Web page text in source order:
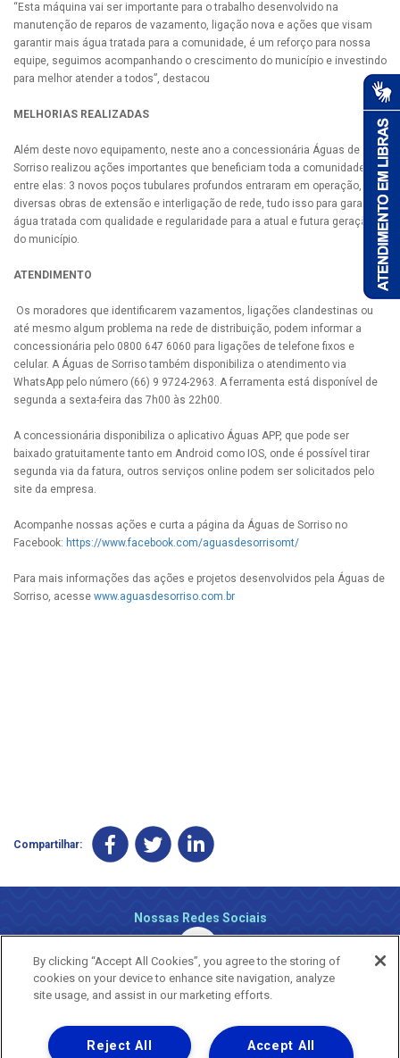
“Esta máquina vai ser importante para o trabalho desenvolvido na
manutenção de reparos de vazamento, ligação nova e ações que visam
garantir mais água tratada para a comunidade, é um reforço para nossa
equipe, seguimos acompanhando o crescimento do município e investindo
para melhor atender a todos”, destacou
MELHORIAS REALIZADAS
Além deste novo equipamento, neste ano a concessionária Águas de
Sorriso realizou ações importantes que beneficiam toda a comunidade,
entre elas: 3 novos poços tubulares profundos entraram em operação,
diversas obras de extensão e interligação de rede, tudo isso para garantir
água tratada com qualidade e regularidade para a atual e futura geração
do município.
ATENDIMENTO
Os moradores que identificarem vazamentos, ligações clandestinas ou
até mesmo algum problema na rede de distribuição, podem informar a
concessionária pelo 0800 647 6060 para ligações de telefone fixos e
celular. A Águas de Sorriso também disponibiliza o atendimento via
WhatsApp pelo número (66) 9 9724-2963. A ferramenta está disponível de
segunda a sexta-feira das 7h00 às 22h00.
A concessionária disponibiliza o aplicativo Águas APP, que pode ser
baixado gratuitamente tanto em Android como IOS, onde é possível tirar
segunda via da fatura, outros serviços online podem ser solicitados pelo
site da empresa.
Acompanhe nossas ações e curta a página da Águas de Sorriso no
Facebook: https://www.facebook.com/aguasdesorrisomt/
Para mais informações das ações e projetos desenvolvidos pela Águas de
Sorriso, acesse www.aguasdesorriso.com.br
Compartilhar:
Nossas Redes Sociais
Uma empresa
By clicking “Accept All Cookies”, you agree to the storing of
cookies on your device to enhance site navigation, analyze
site usage, and assist in our marketing efforts.
Accept All
Reject All